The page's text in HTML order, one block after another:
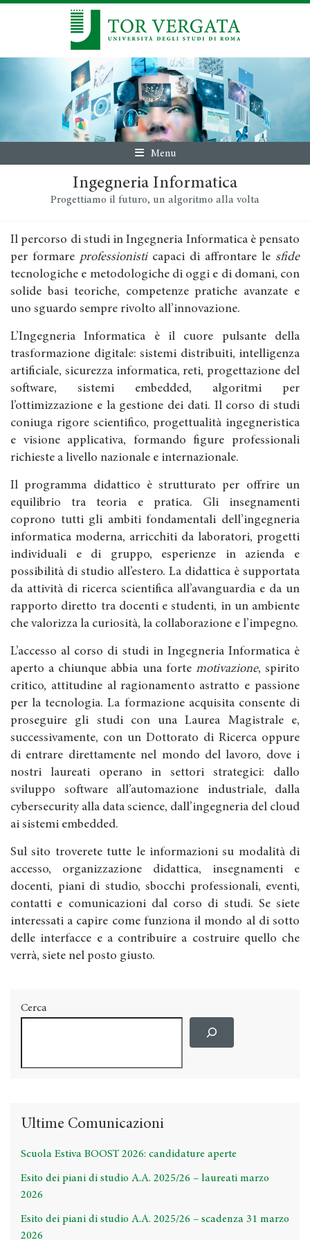
Menu
Ingegneria Informatica
Progettiamo il futuro, un algoritmo alla volta
Il percorso di studi in Ingegneria Informatica è pensato
per formare professionisticapaci di affrontare le sfide
tecnologiche e metodologiche di oggi e di domani, con
solide basi teoriche, competenze pratiche avanzate e
uno sguardo sempre rivolto all’innovazione.
L’Ingegneria Informatica è il cuore pulsante della
trasformazione digitale: sistemi distribuiti, intelligenza
artificiale, sicurezza informatica, reti, progettazione del
software, sistemi embedded, algoritmi per
l’ottimizzazione e la gestione dei dati. Il corso di studi
coniuga rigore scientifico, progettualità ingegneristica
e visione applicativa, formando figure professionali
richieste a livello nazionale e internazionale.
Il programma didattico è strutturato per offrire un
equilibrio tra teoria e pratica. Gli insegnamenti
coprono tutti gli ambiti fondamentali dell’ingegneria
informatica moderna, arricchiti da laboratori, progetti
individuali e di gruppo, esperienze in azienda e
possibilità di studio all’estero. La didattica è supportata
da attività di ricerca scientifica all’avanguardia e da un
rapporto diretto tra docenti e studenti, in un ambiente
che valorizza la curiosità, la collaborazione e l’impegno.
L’accesso al corso di studi in Ingegneria Informatica è
aperto a chiunque abbia una forte motivazione, spirito
critico, attitudine al ragionamento astratto e passione
per la tecnologia. La formazione acquisita consente di
proseguire gli studi con una Laurea Magistrale e,
successivamente, con un Dottorato di Ricerca oppure
di entrare direttamente nel mondo del lavoro, dove i
nostri laureati operano in settori strategici: dallo
sviluppo software all’automazione industriale, dalla
cybersecurity alla data science, dall’ingegneria del cloud
ai sistemi embedded.
Sul sito troverete tutte le informazioni su modalità di
accesso, organizzazione didattica, insegnamenti e
docenti, piani di studio, sbocchi professionali, eventi,
contatti e comunicazioni dal corso di studi. Se siete
interessati a capire come funziona il mondo al di sotto
delle interfacce e a contribuire a costruire quello che
verrà, siete nel posto giusto.
Cerca
Ultime Comunicazioni
Scuola Estiva BOOST 2026: candidature aperte
Esito dei piani di studio A.A. 2025/26 – laureati marzo
2026
Esito dei piani di studio A.A. 2025/26 – scadenza 31 marzo
2026